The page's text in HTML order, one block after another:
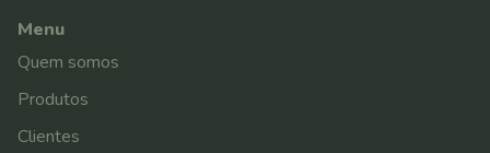
Menu
Quem somos
Produtos
Clientes